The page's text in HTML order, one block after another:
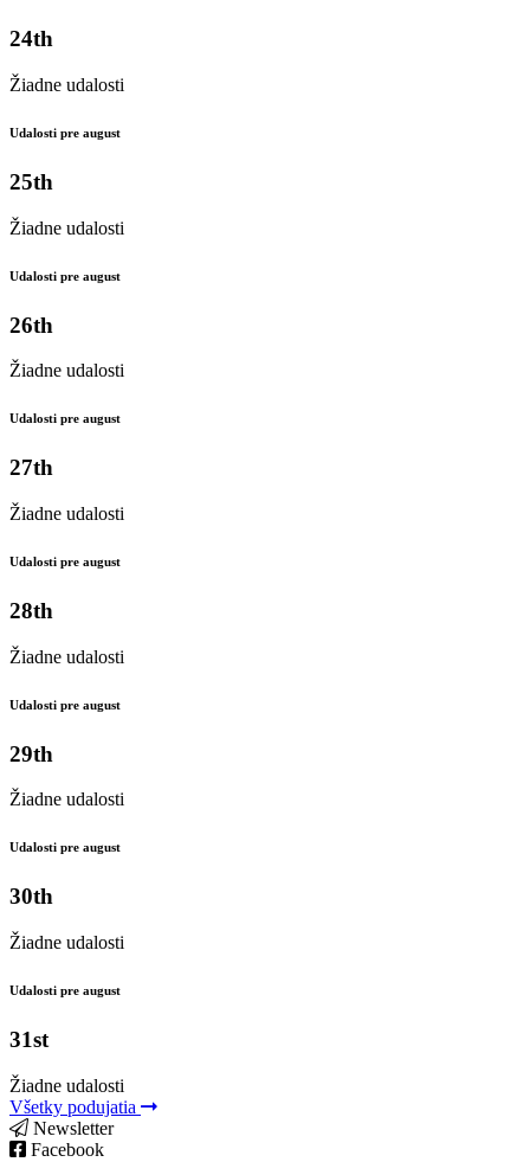
24th
Žiadne udalosti
Udalosti pre august
25th
Žiadne udalosti
Udalosti pre august
26th
Žiadne udalosti
Udalosti pre august
27th
Žiadne udalosti
Udalosti pre august
28th
Žiadne udalosti
Udalosti pre august
29th
Žiadne udalosti
Udalosti pre august
30th
Žiadne udalosti
Udalosti pre august
31st
Žiadne udalosti
Všetky podujatia
Newsletter
Facebook